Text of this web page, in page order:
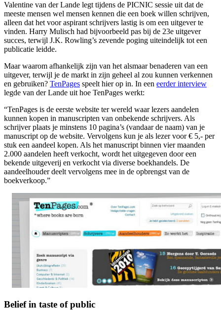
Valentine van der Lande legt tijdens de PICNIC sessie uit dat de
meeste mensen wel mensen kennen die een boek willen schrijven,
alleen dat het voor aspirant schrijvers lastig is om een uitgever te
vinden. Harry Mulisch had bijvoorbeeld pas bij de 23e uitgever
succes, terwijl J.K. Rowling’s zevende poging uiteindelijk tot een
publicatie leidde.
Maar waarom afhankelijk zijn van het alsmaar benaderen van een
uitgever, terwijl je de markt in zijn geheel al zou kunnen verkennen
en gebruiken? TenPages speelt hier op in. In een eerder interview
legde van der Lande uit hoe TenPages werkt:
“TenPages is de eerste website ter wereld waar lezers aandelen
kunnen kopen in manuscripten van onbekende schrijvers. Als
schrijver plaats je minstens 10 pagina’s (vandaar de naam) van je
manuscript op de website. Vervolgens kun je als lezer voor € 5,- per
stuk een aandeel kopen. Als het manuscript binnen vier maanden
2.000 aandelen heeft verkocht, wordt het uitgegeven door een
bekende uitgeverij en verkocht via diverse boekhandels. De
aandeelhouder deelt vervolgens mee in de opbrengst van de
boekverkoop.”
Belief in taste of public